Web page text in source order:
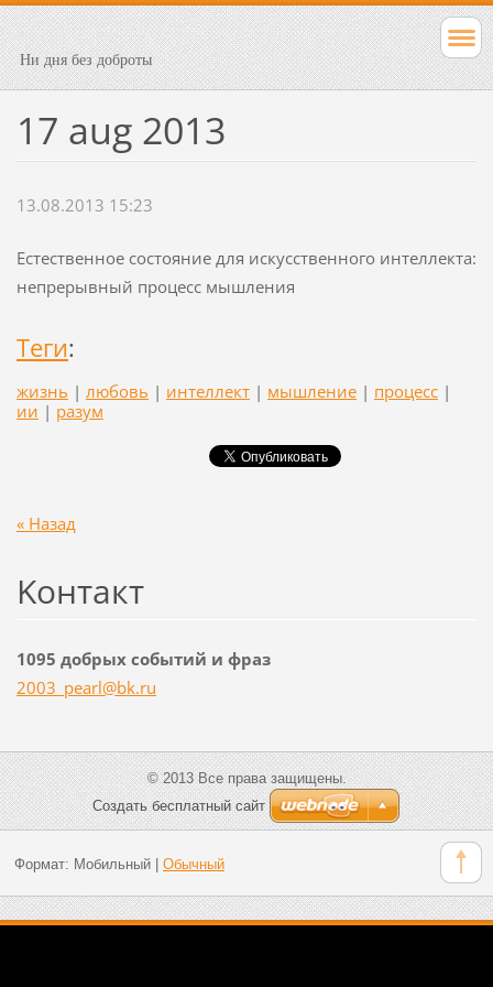
Ни дня без доброты
17 aug 2013
13.08.2013 15:23
Естественное состояние для искусственного интеллекта:
непрерывный процесс мышления
Теги:
жизнь | любовь | интеллект | мышление | процесс |
ии | разум
« Назад
Koнтакт
1095 добрых событий и фраз
2003_pearl@bk.ru
© 2013 Все права защищены.
Создать бесплатный сайт
Формат: Мобильный| Обычный